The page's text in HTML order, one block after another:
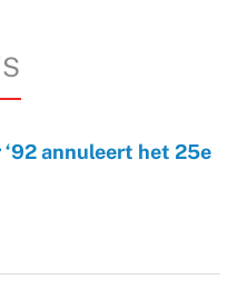
annuleert het 25e